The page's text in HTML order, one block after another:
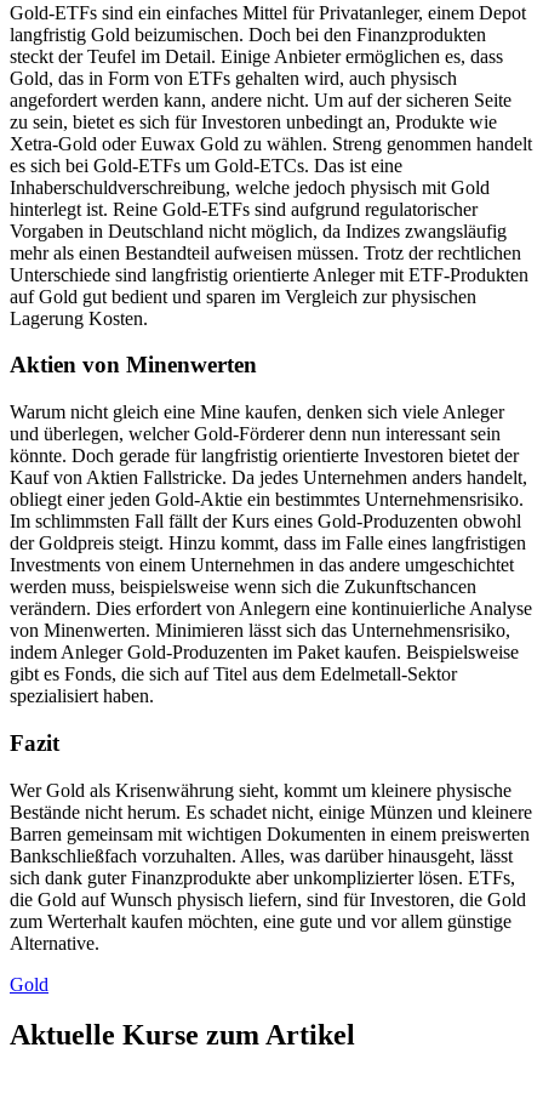
Gold-ETFs sind ein einfaches Mittel für Privatanleger, einem Depot
langfristig Gold beizumischen. Doch bei den Finanzprodukten
steckt der Teufel im Detail. Einige Anbieter ermöglichen es, dass
Gold, das in Form von ETFs gehalten wird, auch physisch
angefordert werden kann, andere nicht. Um auf der sicheren Seite
zu sein, bietet es sich für Investoren unbedingt an, Produkte wie
Xetra-Gold oder Euwax Gold zu wählen. Streng genommen handelt
es sich bei Gold-ETFs um Gold-ETCs. Das ist eine
Inhaberschuldverschreibung, welche jedoch physisch mit Gold
hinterlegt ist. Reine Gold-ETFs sind aufgrund regulatorischer
Vorgaben in Deutschland nicht möglich, da Indizes zwangsläufig
mehr als einen Bestandteil aufweisen müssen. Trotz der rechtlichen
Unterschiede sind langfristig orientierte Anleger mit ETF-Produkten
auf Gold gut bedient und sparen im Vergleich zur physischen
Lagerung Kosten.
Aktien von Minenwerten
Warum nicht gleich eine Mine kaufen, denken sich viele Anleger
und überlegen, welcher Gold-Förderer denn nun interessant sein
könnte. Doch gerade für langfristig orientierte Investoren bietet der
Kauf von Aktien Fallstricke. Da jedes Unternehmen anders handelt,
obliegt einer jeden Gold-Aktie ein bestimmtes Unternehmensrisiko.
Im schlimmsten Fall fällt der Kurs eines Gold-Produzenten obwohl
der Goldpreis steigt. Hinzu kommt, dass im Falle eines langfristigen
Investments von einem Unternehmen in das andere umgeschichtet
werden muss, beispielsweise wenn sich die Zukunftschancen
verändern. Dies erfordert von Anlegern eine kontinuierliche Analyse
von Minenwerten. Minimieren lässt sich das Unternehmensrisiko,
indem Anleger Gold-Produzenten im Paket kaufen. Beispielsweise
gibt es Fonds, die sich auf Titel aus dem Edelmetall-Sektor
spezialisiert haben.
Fazit
Wer Gold als Krisenwährung sieht, kommt um kleinere physische
Bestände nicht herum. Es schadet nicht, einige Münzen und kleinere
Barren gemeinsam mit wichtigen Dokumenten in einem preiswerten
Bankschließfach vorzuhalten. Alles, was darüber hinausgeht, lässt
sich dank guter Finanzprodukte aber unkomplizierter lösen. ETFs,
die Gold auf Wunsch physisch liefern, sind für Investoren, die Gold
zum Werterhalt kaufen möchten, eine gute und vor allem günstige
Alternative.
Gold
Aktuelle Kurse zum Artikel